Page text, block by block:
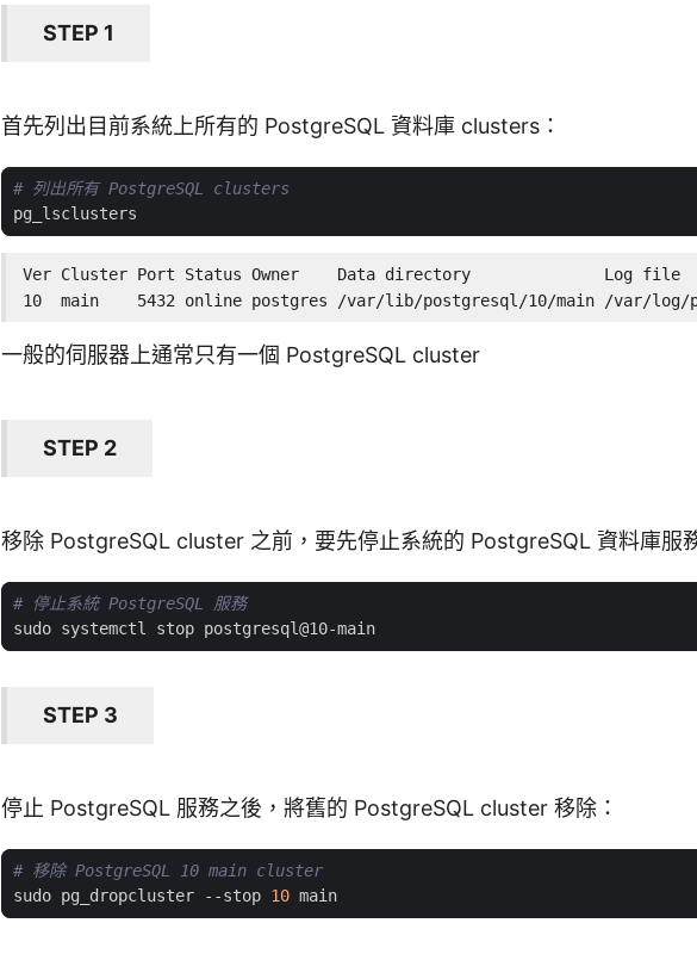
STEP 1
首先列出目前系統上所有的 PostgreSQL 資料庫 clusters：
# 列出所有 PostgreSQL clusters
Ver Cluster Port Status Owner    Data directory              Log file
10  main    5432 online postgres /var/lib/postgresql/10/main /var/log/
一般的伺服器上通常只有一個 PostgreSQL cluster
STEP 2
移除 PostgreSQL cluster 之前，要先停止系統的 PostgreSQL 資料庫服
# 停止系統 PostgreSQL 服務
STEP 3
停止 PostgreSQL 服務之後，將舊的 PostgreSQL cluster 移除：
# 移除 PostgreSQL 10 main cluster
sudo pg_dropcluster --stop 10